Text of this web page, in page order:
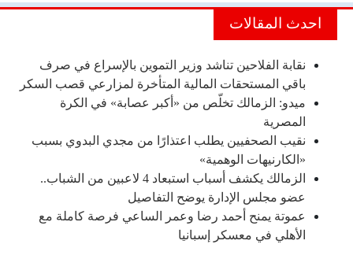
احدث المقالات
نقابة الفلاحين تناشد وزير التموين بالإسراع في صرف
باقي المستحقات المالية المتأخرة لمزارعي قصب السكر
ميدو: الزمالك تخلّص من «أكبر عصابة» في الكرة
المصرية
نقيب الصحفيين يطلب اعتذارًا من مجدي البدوي بسبب
«الكارنيهات الوهمية»
الزمالك يكشف أسباب استبعاد 4 لاعبين من الشباب..
عضو مجلس الإدارة يوضح التفاصيل
عموتة يمنح أحمد رضا وعمر الساعي فرصة كاملة مع
الأهلي في معسكر إسبانيا